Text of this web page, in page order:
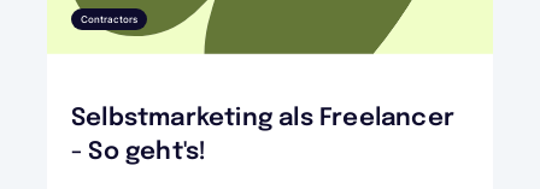
Contractors
Selbstmarketing als Freelancer
- So geht's!